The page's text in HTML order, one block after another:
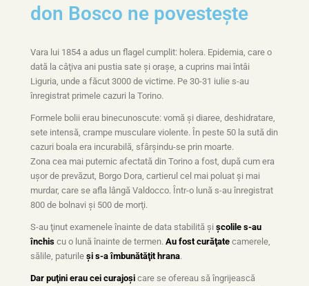
don Bosco ne povestește
Vara lui 1854 a adus un flagel cumplit: holera. Epidemia, care o
dată la câţiva ani pustia sate şi oraşe, a cuprins mai întâi
Liguria, unde a făcut 3000 de victime. Pe 30-31 iulie s-au
înregistrat primele cazuri la Torino.
Formele bolii erau binecunoscute: vomă şi diaree, deshidratare,
sete intensă, crampe musculare violente. În peste 50 la sută din
cazuri boala era incurabilă, sfârşindu-se prin moarte.
Zona cea mai puternic afectată din Torino a fost, după cum era
uşor de prevăzut, Borgo Dora, cartierul cel mai poluat şi mai
murdar, care se afla lângă Valdocco. Într-o lună s-au înregistrat
800 de bolnavi şi 500 de morţi.
S-au ţinut examenele înainte de data stabilită şi şcolile s-au
închiscu o lună înainte de termen. Au fost curăţatecamerele,
sălile, paturile şi s-a îmbunătăţit hrana.
Dar puţini erau cei curajoşicare se ofereau să îngrijească